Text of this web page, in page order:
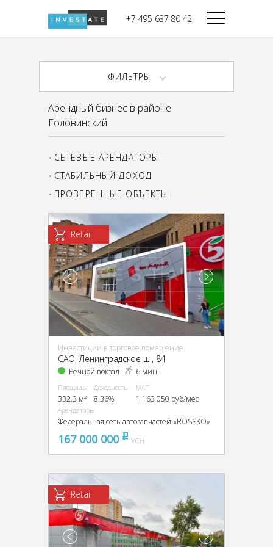
+7 495 637 80 42
Дикси
Магнолия
В башне
Запад
Башня Федерация-I
Восток
Город Столиц,
Южный блок
ФИЛЬТРЫ
Арендный бизнес в районе
Головинский
СЕТЕВЫЕ АРЕНДАТОРЫ
СТАБИЛЬНЫЙ ДОХОД
ПРОВЕРЕННЫЕ ОБЪЕКТЫ
Retail
Инвестиции в торговое помещение
CАО, Ленинградское ш., 84
Речной вокзал 6 мин
Площадь
332.3 м²
Доходность
8.36%
МАП
1 163 050 руб/мес
Арендаторы
Федеральная сеть автозапчастей «ROSSKO»
167 000 000 pуб
УСН
Retail